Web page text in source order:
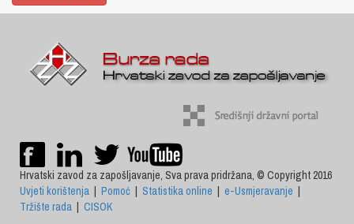
Hrvatski zavod za zapošljavanje, Sva prava pridržana, © Copyright 2016
Uvjeti korištenja | Pomoć | Statistika online | e-Usmjeravanje |
Tržište rada | CISOK